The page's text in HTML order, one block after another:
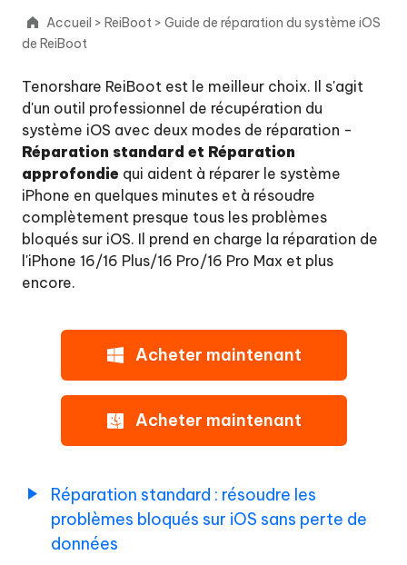
système
iOS
Réparation
standard
:
Résoudre
les
problèmes
de
blocage
d'iOS
sans
Réparation
les
problèmes
du
système
Accueil > ReiBoot > Guide de réparation du système iOS
de ReiBoot
Tenorshare ReiBoot est le meilleur choix. Il s'agit
d'un outil professionnel de récupération du
système iOS avec deux modes de réparation -
Réparation standard et Réparation
approfondie qui aident à réparer le système
iPhone en quelques minutes et à résoudre
complètement presque tous les problèmes
bloqués sur iOS. Il prend en charge la réparation de
l'iPhone 16/16 Plus/16 Pro/16 Pro Max et plus
encore.
Acheter maintenant
Acheter maintenant
Réparation standard : résoudre les
problèmes bloqués sur iOS sans perte de
données